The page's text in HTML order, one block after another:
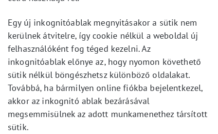
Egy új inkognitóablak megnyitásakor a sütik nem
kerülnek átvitelre, így cookie nélkül a weboldal új
felhasználóként fog téged kezelni. Az
inkognitóablak előnye az, hogy nyomon követhető
sütik nélkül böngészhetsz különböző oldalakat.
Továbbá, ha bármilyen online fiókba bejelentkezel,
akkor az inkognitó ablak bezárásával
megsemmisülnek az adott munkamenethez társított
sütik.